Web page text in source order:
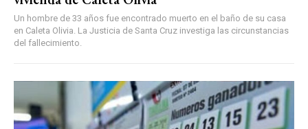
Un hombre de 33 años fue encontrado muerto en el baño de su casa
en Caleta Olivia. La Justicia de Santa Cruz investiga las circunstancias
del fallecimiento.